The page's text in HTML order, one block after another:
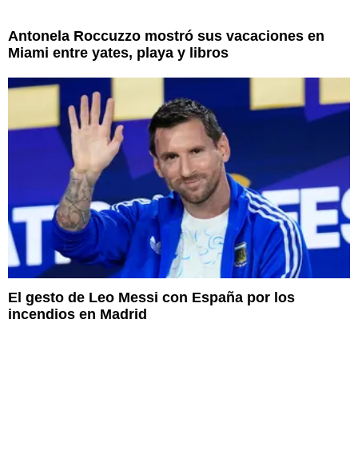
Antonela Roccuzzo mostró sus vacaciones en
Miami entre yates, playa y libros
El gesto de Leo Messi con España por los
incendios en Madrid